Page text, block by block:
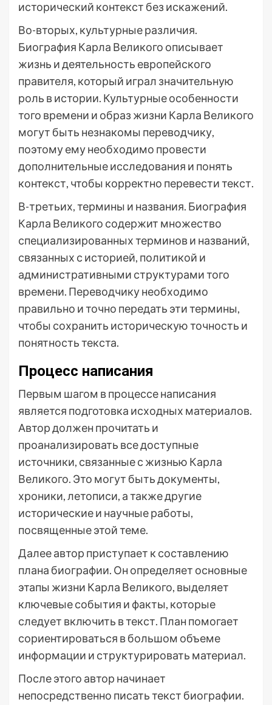
исторический контекст без искажений.
Во-вторых, культурные различия.
Биография Карла Великого описывает
жизнь и деятельность европейского
правителя, который играл значительную
роль в истории. Культурные особенности
того времени и образ жизни Карла Великого
могут быть незнакомы переводчику,
поэтому ему необходимо провести
дополнительные исследования и понять
контекст, чтобы корректно перевести текст.
В-третьих, термины и названия. Биография
Карла Великого содержит множество
специализированных терминов и названий,
связанных с историей, политикой и
административными структурами того
времени. Переводчику необходимо
правильно и точно передать эти термины,
чтобы сохранить историческую точность и
понятность текста.
Процесс написания
Первым шагом в процессе написания
является подготовка исходных материалов.
Автор должен прочитать и
проанализировать все доступные
источники, связанные с жизнью Карла
Великого. Это могут быть документы,
хроники, летописи, а также другие
исторические и научные работы,
посвященные этой теме.
Далее автор приступает к составлению
плана биографии. Он определяет основные
этапы жизни Карла Великого, выделяет
ключевые события и факты, которые
следует включить в текст. План помогает
сориентироваться в большом объеме
информации и структурировать материал.
После этого автор начинает
непосредственно писать текст биографии.